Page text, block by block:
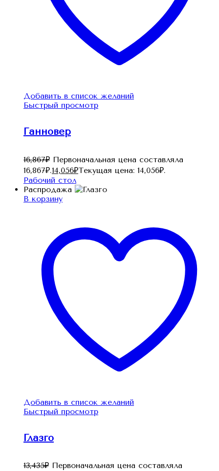
Добавить в список желаний
Быстрый просмотр
Ганновер
16,867₽ Первоначальная цена составляла
16,867₽.14,056₽Текущая цена: 14,056₽.
Рабочий стол
Распродажа
В корзину
Добавить в список желаний
Быстрый просмотр
Глазго
13,435₽ Первоначальная цена составляла